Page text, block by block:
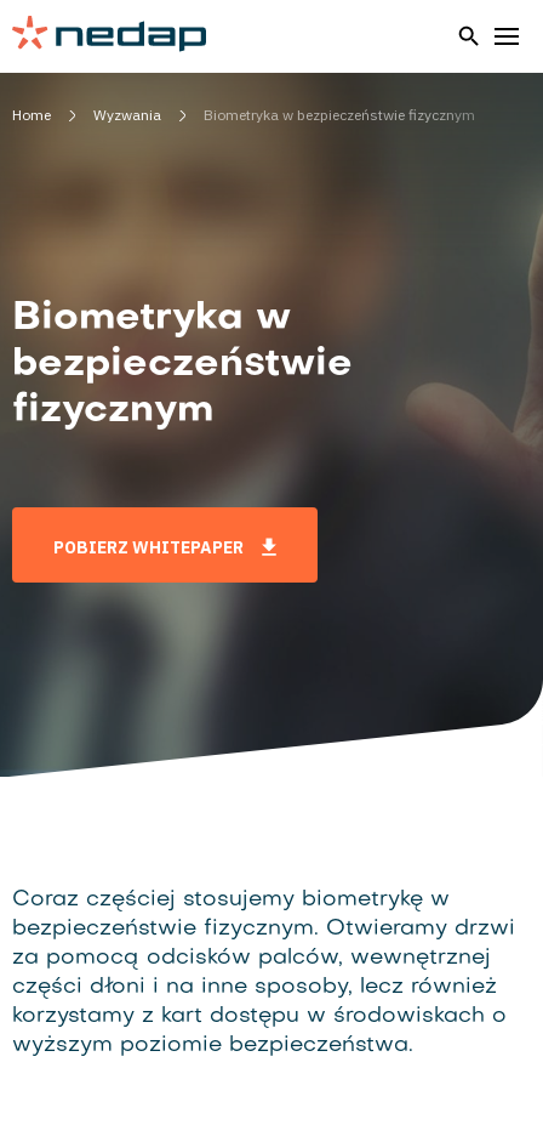
Home Wyzwania Biometryka w bezpieczeństwie fizycznym
Biometryka w
bezpieczeństwie
fizycznym
POBIERZ WHITEPAPER
Coraz częściej stosujemy biometrykę w
bezpieczeństwie fizycznym. Otwieramy drzwi
za pomocą odcisków palców, wewnętrznej
części dłoni i na inne sposoby, lecz również
korzystamy z kart dostępu w środowiskach o
wyższym poziomie bezpieczeństwa.